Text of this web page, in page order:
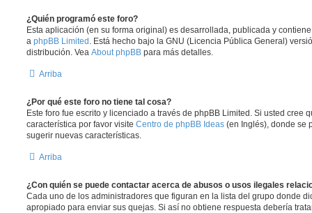
¿Quién programó este foro?
Esta aplicación (en su forma original) es desarrollada, publicada y
a phpBB Limited . Está hecho bajo la GNU (Licencia Pública General)
distribución. Vea About phpBB para más detalles.
Arriba
¿Por qué este foro no tiene tal cosa?
Este foro fue escrito y licenciado a través de phpBB Limited. Si usted cree
característica por favor visite Centro de phpBB Ideas (en Inglés), donde se
sugerir nuevas características.
Arriba
¿Con quién se puede contactar acerca de abusos o usos ilegales
Cada uno de los administradores que figuran en la lista del grupo donde
apropiado para enviar sus quejas. Si así no obtiene respuesta debería